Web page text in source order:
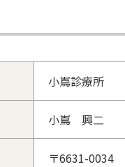
小嶌診療所
小嶌 興二
〒6631-0034